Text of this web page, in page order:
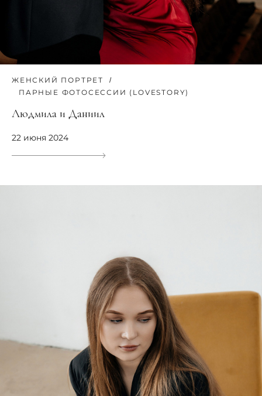
ЖЕНСКИЙ ПОРТРЕТ
ПАРНЫЕ ФОТОСЕССИИ (LOVESTORY)
Людмила и Даниил
22 июня 2024